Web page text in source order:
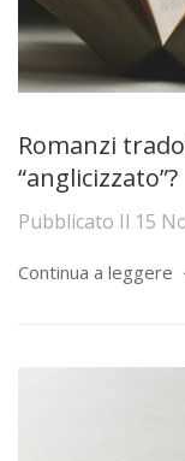
Romanzi
“anglicizzato”?
Pubblicato Il 15
Continua a leggere